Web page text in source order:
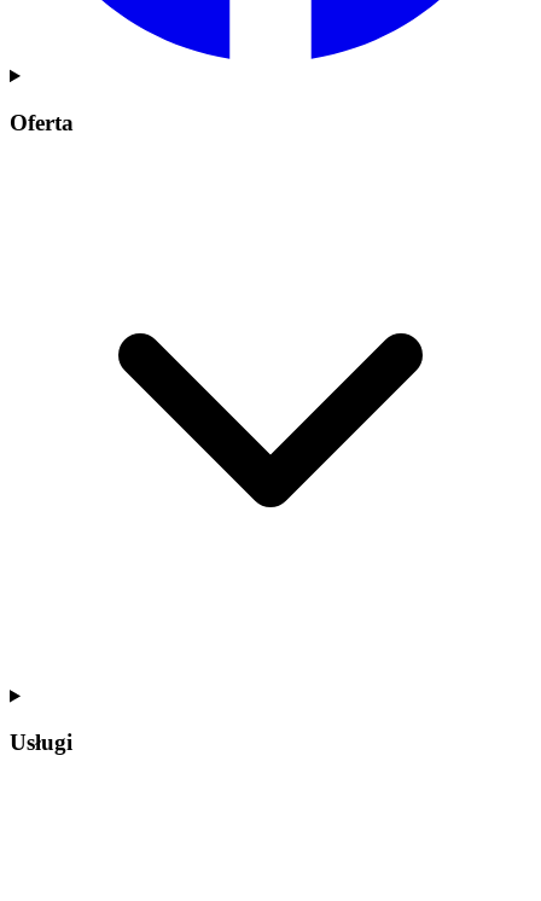
Oferta
Usługi